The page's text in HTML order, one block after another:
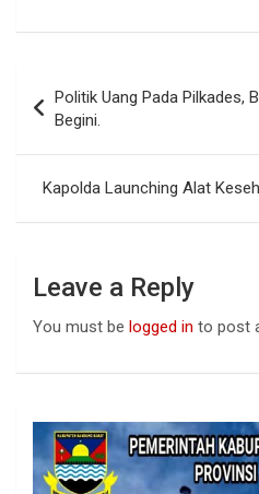
ce
b
o
o
k
at
A
p
p
navigation
Politik Uang Pada Pilkades,
Begini.
Kapolda Launching Alat
Leave a Reply
You must be logged in to post